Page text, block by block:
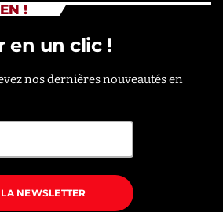
!
en un clic !
nos dernières nouveautés en
NEWSLETTER